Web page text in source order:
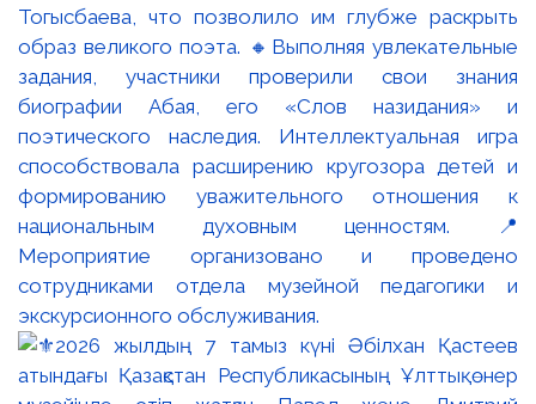
Тогысбаева, что позволило им глубже раскрыть
образ великого поэта. 🔸Выполняя увлекательные
задания, участники проверили свои знания
биографии Абая, его «Слов назидания» и
поэтического наследия. Интеллектуальная игра
способствовала расширению кругозора детей и
формированию уважительного отношения к
национальным духовным ценностям. 📍
Мероприятие организовано и проведено
сотрудниками отдела музейной педагогики и
экскурсионного обслуживания.